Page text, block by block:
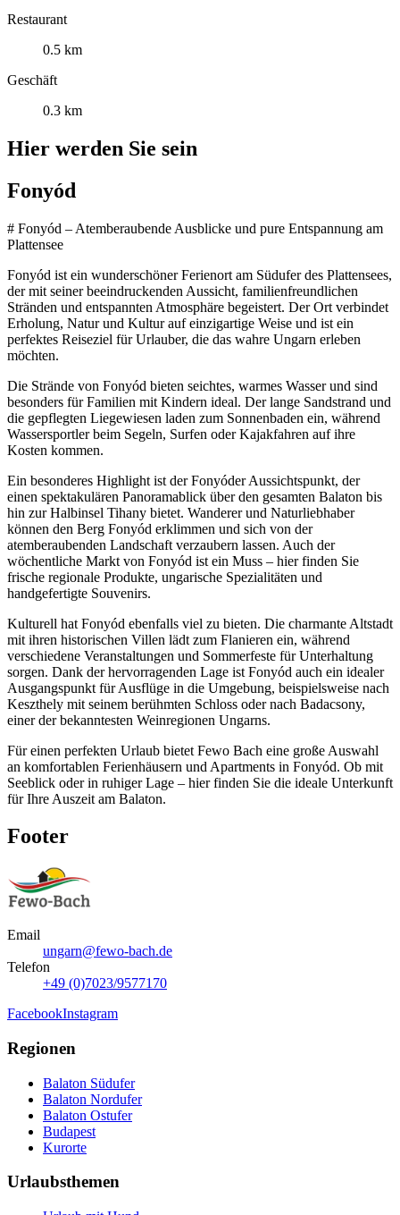
Restaurant
0.5 km
Geschäft
0.3 km
Hier werden Sie sein
Fonyód
# Fonyód – Atemberaubende Ausblicke und pure Entspannung am
Plattensee
Fonyód ist ein wunderschöner Ferienort am Südufer des Plattensees,
der mit seiner beeindruckenden Aussicht, familienfreundlichen
Stränden und entspannten Atmosphäre begeistert. Der Ort verbindet
Erholung, Natur und Kultur auf einzigartige Weise und ist ein
perfektes Reiseziel für Urlauber, die das wahre Ungarn erleben
möchten.
Die Strände von Fonyód bieten seichtes, warmes Wasser und sind
besonders für Familien mit Kindern ideal. Der lange Sandstrand und
die gepflegten Liegewiesen laden zum Sonnenbaden ein, während
Wassersportler beim Segeln, Surfen oder Kajakfahren auf ihre
Kosten kommen.
Ein besonderes Highlight ist der Fonyóder Aussichtspunkt, der
einen spektakulären Panoramablick über den gesamten Balaton bis
hin zur Halbinsel Tihany bietet. Wanderer und Naturliebhaber
können den Berg Fonyód erklimmen und sich von der
atemberaubenden Landschaft verzaubern lassen. Auch der
wöchentliche Markt von Fonyód ist ein Muss – hier finden Sie
frische regionale Produkte, ungarische Spezialitäten und
handgefertigte Souvenirs.
Kulturell hat Fonyód ebenfalls viel zu bieten. Die charmante Altstadt
mit ihren historischen Villen lädt zum Flanieren ein, während
verschiedene Veranstaltungen und Sommerfeste für Unterhaltung
sorgen. Dank der hervorragenden Lage ist Fonyód auch ein idealer
Ausgangspunkt für Ausflüge in die Umgebung, beispielsweise nach
Keszthely mit seinem berühmten Schloss oder nach Badacsony,
einer der bekanntesten Weinregionen Ungarns.
Für einen perfekten Urlaub bietet Fewo Bach eine große Auswahl
an komfortablen Ferienhäusern und Apartments in Fonyód. Ob mit
Seeblick oder in ruhiger Lage – hier finden Sie die ideale Unterkunft
für Ihre Auszeit am Balaton.
Footer
Email
ungarn@fewo-bach.de
Telefon
+49 (0)7023/9577170
FacebookInstagram
Regionen
Balaton Südufer
Balaton Nordufer
Balaton Ostufer
Budapest
Kurorte
Urlaubsthemen